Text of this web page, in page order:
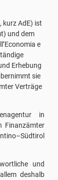
kurz AdE) ist
und dem
e
Erhebung
sie
Verträge
in
Finanzämter
und
deshalb